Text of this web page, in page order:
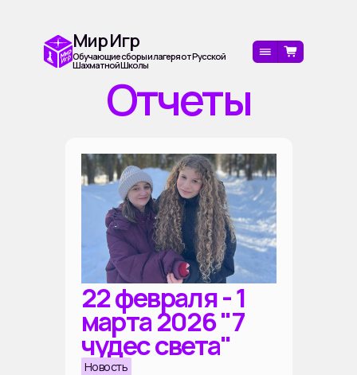
Мир Игр
Обучающие сборы и лагеря от Русской
Шахматной Школы
Отчеты
22 февраля - 1
марта 2026 "7
чудес света"
Новость